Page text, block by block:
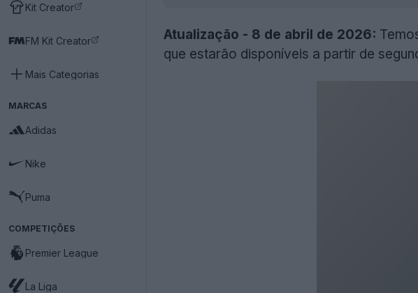
Kit Creator
FM Kit Creator
Mais Categorias
MARCAS
Adidas
Nike
Puma
COMPETIÇÕES
Premier League
La Liga
Atualização - 8 de abril de 2026:
que estarão disponíveis a partir de